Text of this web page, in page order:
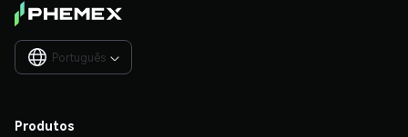
Português 
Produtos